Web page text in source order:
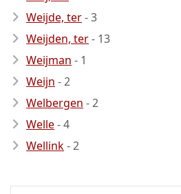
Weijde, ter- 3
Weijden, ter- 13
Weijman - 1
Weijn - 2
Welbergen - 2
Welle- 4
Wellink- 2